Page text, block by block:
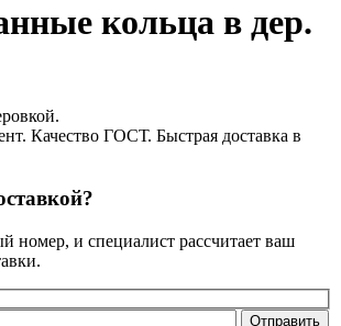
кольца в дер.
Качество ГОСТ. Быстрая доставка в
номер, и специалист рассчитает ваш